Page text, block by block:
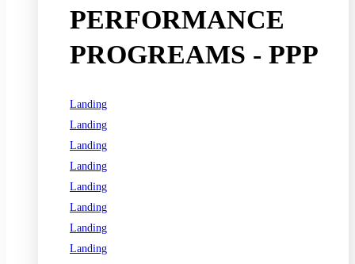
PERFORMANCE
PROGREAMS - PPP
Landing
Landing
Landing
Landing
Landing
Landing
Landing
Landing